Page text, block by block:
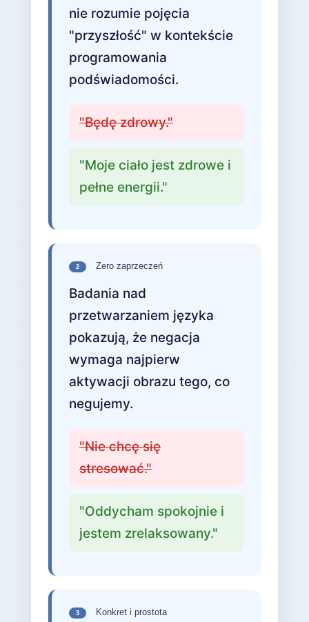
nie rozumie pojęcia
"przyszłość" w kontekście
programowania
podświadomości.
"Będę zdrowy."
"Moje ciało jest zdrowe i
pełne energii."
2 Zero zaprzeczeń
Badania nad
przetwarzaniem języka
pokazują, że negacja
wymaga najpierw
aktywacji obrazu tego, co
negujemy.
"Nie chcę się
stresować."
"Oddycham spokojnie i
jestem zrelaksowany."
3 Konkret i prostota